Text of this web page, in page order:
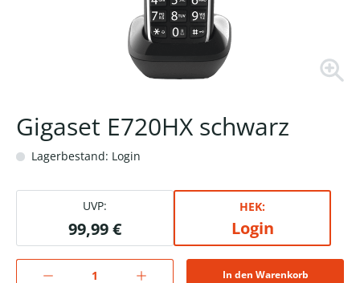
Gigaset E720HX schwarz
Lagerbestand: Login
UVP:
99,99 €
HEK:
Login
In den Warenkorb